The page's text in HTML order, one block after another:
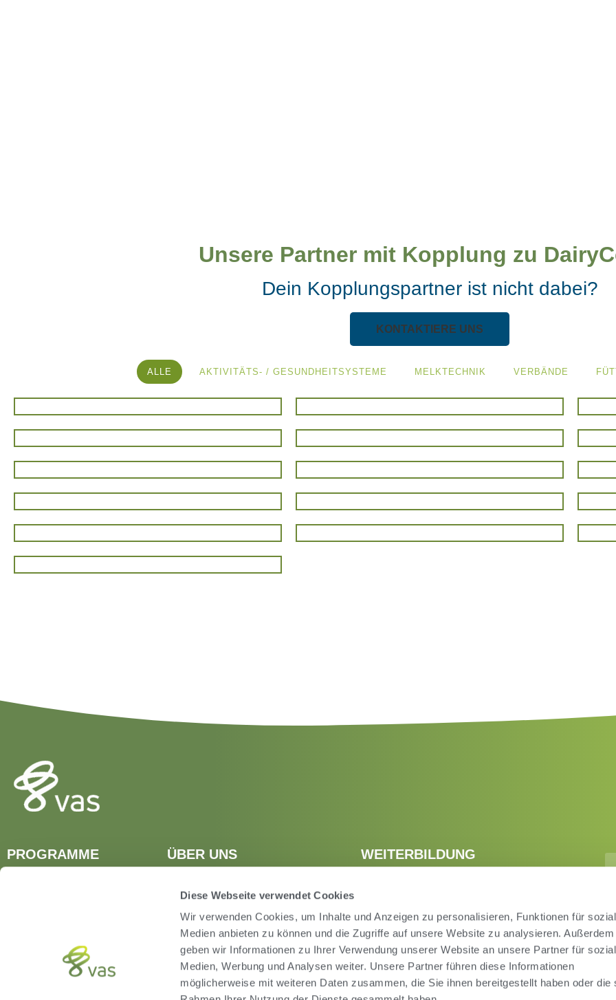
Diese Webseite verwendet Cookies
Wir verwenden Cookies, um Inhalte und Anzeigen zu personalisieren, Funktionen für
Medien anbieten zu können und die Zugriffe auf unsere Website zu analysieren. Außerdem
geben wir Informationen zu Ihrer Verwendung unserer Website an unsere Partner für
Medien, Werbung und Analysen weiter. Unsere Partner führen diese Informationen
möglicherweise mit weiteren Daten zusammen, die Sie ihnen bereitgestellt haben oder die
Unsere Partner mit Kopplung zu
Dein Kopplungspartner ist nicht dabei?
KONTAKTIERE UNS
ALLE AKTIVITÄTS- / GESUNDHEITSYSTEME MELKTECHNIK VERBÄNDE
PROGRAMME
ÜBER UNS
VAS Weltweit
WEITERBILDUNG
Artikel
Nutzungsbedingungen